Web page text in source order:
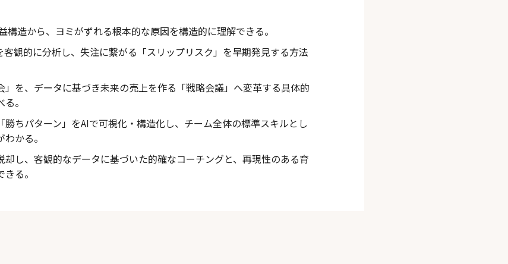
構造から、ヨミがずれる根本的な原因を構造的に理解できる。
客観的に分析し、失注に繋がる「スリップリスク」を早期発見する方法
」を、データに基づき未来の売上を作る「戦略会議」へ変革する具体的
。
勝ちパターン」をAIで可視化・構造化し、チーム全体の標準スキルとし
かる。
却し、客観的なデータに基づいた的確なコーチングと、再現性のある育
る。